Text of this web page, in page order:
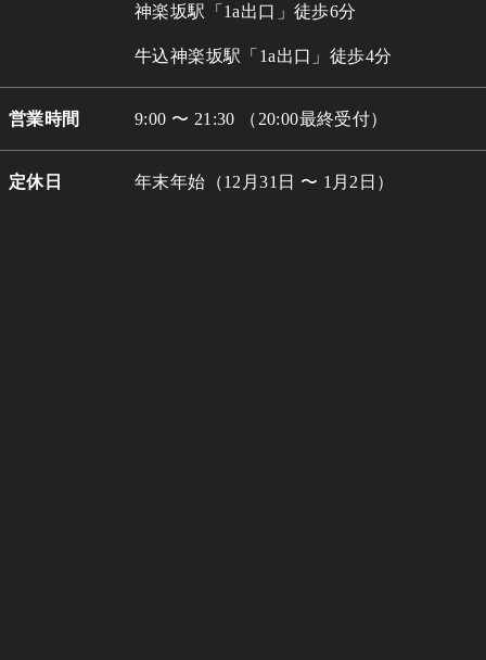
神楽坂駅「1a出口」徒歩6分
牛込神楽坂駅「1a出口」徒歩4分
営業時間 9:00 〜 21:30 （20:00最終受付）
定休日 年末年始（12月31日 〜 1月2日）